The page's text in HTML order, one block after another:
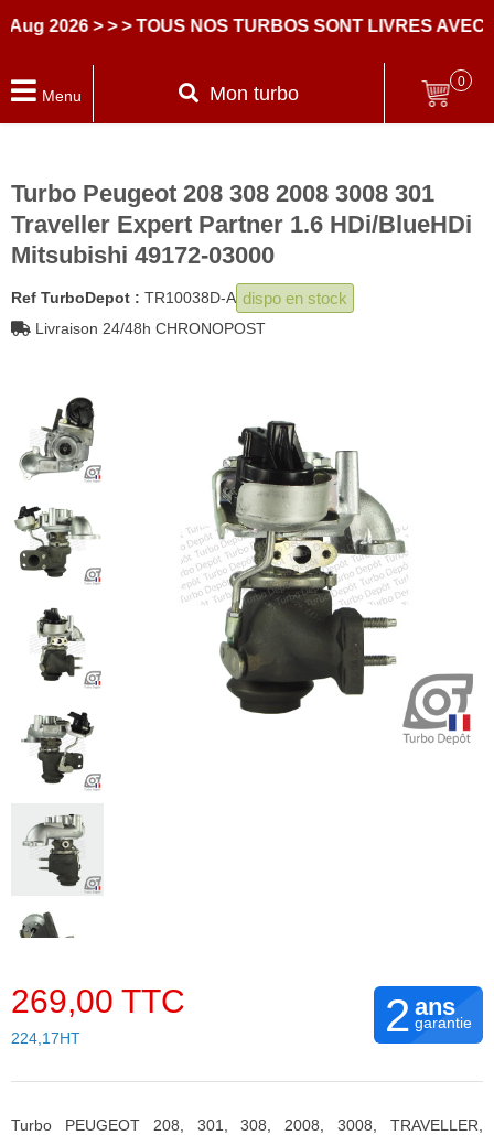
> > > TOUS NOS TURBOS SONT LIVRES AVEC
Menu Mon turbo
0
Turbo Peugeot 208 308 2008 3008 301
Traveller Expert Partner 1.6 HDi/BlueHDi
Mitsubishi 49172-03000
Ref TurboDepot : TR10038D-A dispo en stock
Livraison 24/48h CHRONOPOST
269,00 TTC
224,17HT 2 ans
garantie
Turbo PEUGEOT 208, 301, 308, 2008, 3008, TRAVELLER,